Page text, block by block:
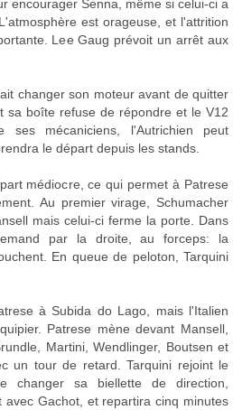
encourager Senna, même si celui-ci a
est orageuse, et l'attrition
Lee Gaug prévoit un arrêt aux
changer son moteur avant de quitter
sa boîte refuse de répondre et le V12
ses mécaniciens, l'Autrichien peut
le départ depuis les stands.
médiocre, ce qui permet à Patrese
Au premier virage, Schumacher
mais celui-ci ferme la porte. Dans
par la droite, au forceps: la
En queue de peloton, Tarquini
à Subida do Lago, mais l'Italien
Patrese mène devant Mansell,
Martini, Wendlinger, Boutsen et
un tour de retard. Tarquini rejoint le
changer sa biellette de direction,
Gachot, et repartira cinq minutes